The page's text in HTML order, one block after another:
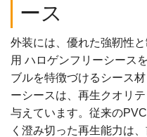
ース
外装には、優れた強靭性
用 ハロゲンフリーシース
ブルを特徴づけるシース
ーシースは、再生クオリ
与えています。従来の
く澄み切った再生能力は